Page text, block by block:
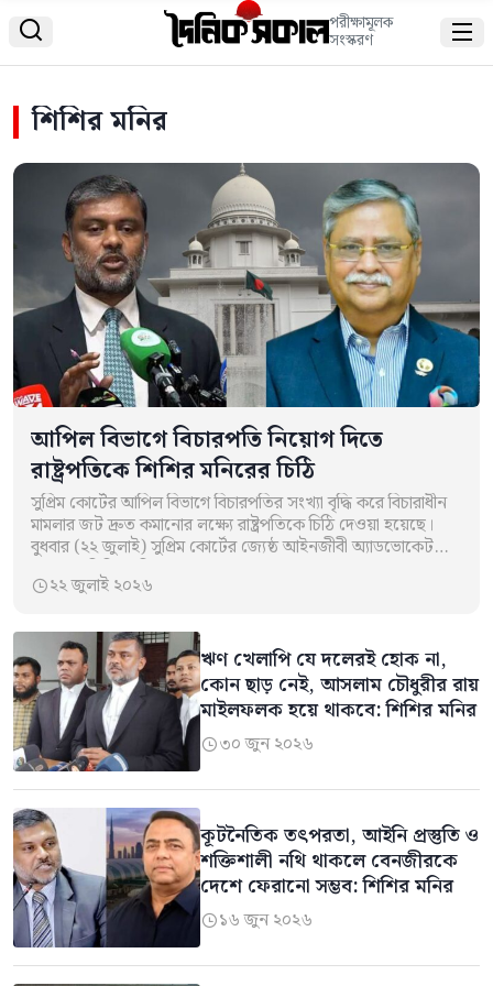
 পরীক্ষামূলক
সংস্করণ 
শিশির মনির
আপিল বিভাগে বিচারপতি নিয়োগ দিতে
রাষ্ট্রপতিকে শিশির মনিরের চিঠি
সুপ্রিম কোর্টের আপিল বিভাগে বিচারপতির সংখ্যা বৃদ্ধি করে বিচারাধীন
মামলার জট দ্রুত কমানোর লক্ষ্যে রাষ্ট্রপতিকে চিঠি দেওয়া হয়েছে।
বুধবার (২২ জুলাই) সুপ্রিম কোর্টের জ্যেষ্ঠ আইনজীবী অ্যাডভোকেট
মোহাম্মদ শিশির মনির এ…
২২ জুলাই ২০২৬
ঋণ খেলাপি যে দলেরই হোক না,
কোন ছাড় নেই, আসলাম চৌধুরীর রায়
মাইলফলক হয়ে থাকবে: শিশির মনির
৩০ জুন ২০২৬
কূটনৈতিক তৎপরতা, আইনি প্রস্তুতি ও
শক্তিশালী নথি থাকলে বেনজীরকে
দেশে ফেরানো সম্ভব: শিশির মনির
১৬ জুন ২০২৬